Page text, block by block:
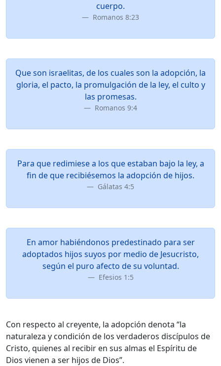
cuerpo.
Romanos 8:23
Que son israelitas, de los cuales son la adopción, la
gloria, el pacto, la promulgación de la ley, el culto y
las promesas.
Romanos 9:4
Para que redimiese a los que estaban bajo la ley, a
fin de que recibiésemos la adopción de hijos.
Gálatas 4:5
En amor habiéndonos predestinado para ser
adoptados hijos suyos por medio de Jesucristo,
según el puro afecto de su voluntad.
Efesios 1:5
Con respecto al creyente, la adopción denota “la
naturaleza y condición de los verdaderos discípulos de
Cristo, quienes al recibir en sus almas el Espíritu de
Dios vienen a ser hijos de Dios”.